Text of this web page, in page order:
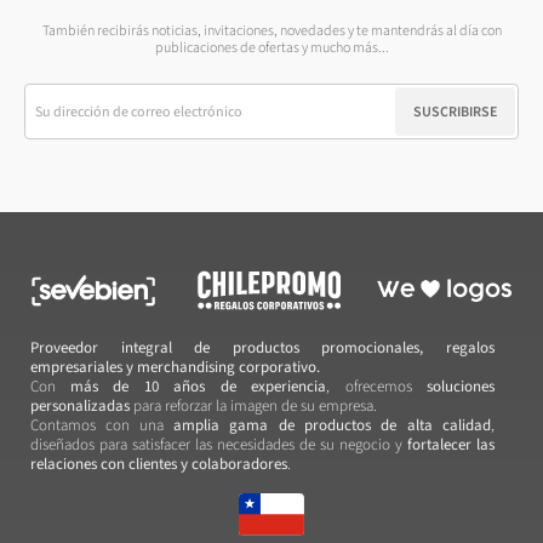
También recibirás noticias, invitaciones, novedades y te mantendrás al día con
publicaciones de ofertas y mucho más...
SUSCRIBIRSE
Proveedor integral de productos promocionales, regalos
empresariales y merchandising corporativo.
Con más de 10 años de experiencia, ofrecemos soluciones
personalizadas para reforzar la imagen de su empresa.
Contamos con una amplia gama de productos de alta calidad,
diseñados para satisfacer las necesidades de su negocio y fortalecer las
relaciones con clientes y colaboradores.